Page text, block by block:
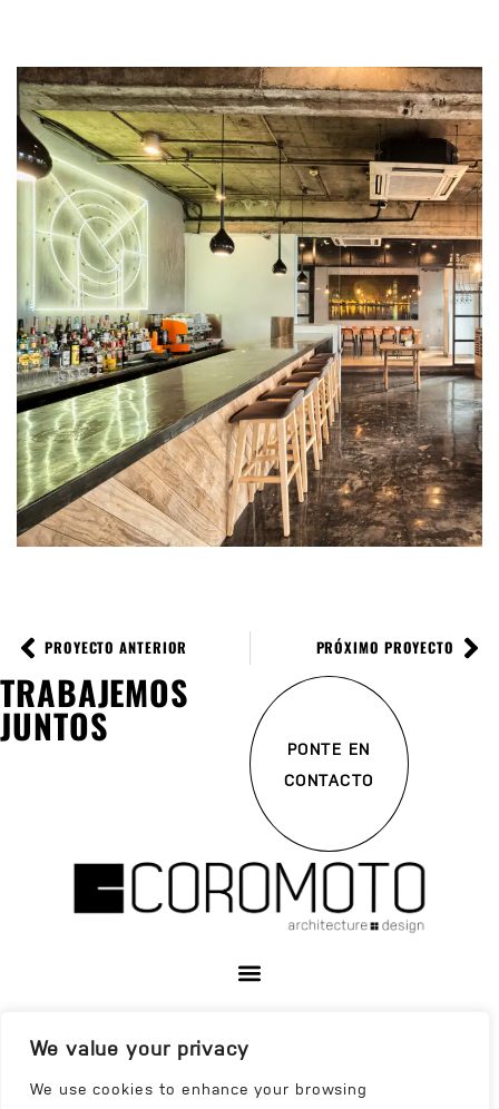
We value your privacy
We use cookies to enhance your browsing
PROYECTO ANTERIOR PRÓXIMO PROYECTO
TRABAJEMOS
JUNTOS
PONTE EN
CONTACTO